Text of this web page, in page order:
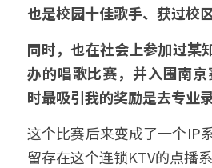
也是校园十佳歌手、获过校区
同时，也在社会上参加过某
办的唱歌比赛，并入围南
时最吸引我的奖励是去专业
这个比赛后来变成了一个IP
留存在这个连锁KTV的点播系